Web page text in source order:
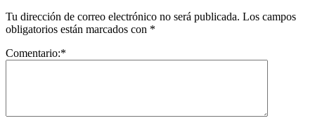
Tu dirección de correo electrónico no será publicada. Los campos
obligatorios están marcados con *
Comentario:*